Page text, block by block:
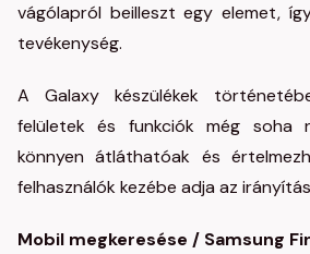
vágólapról beilleszt egy elemet,
tevékenység.
A Galaxy készülékek
felületek és funkciók még soha
könnyen átláthatóak és
felhasználók kezébe adja az
Mobil megkeresése / Samsung